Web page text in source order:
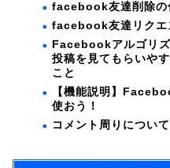
facebook友達削除の
facebook友達リクエ
Facebookアルゴリ
投稿を見てもらいや
こと
【機能説明】
使おう！
コメント周りについて